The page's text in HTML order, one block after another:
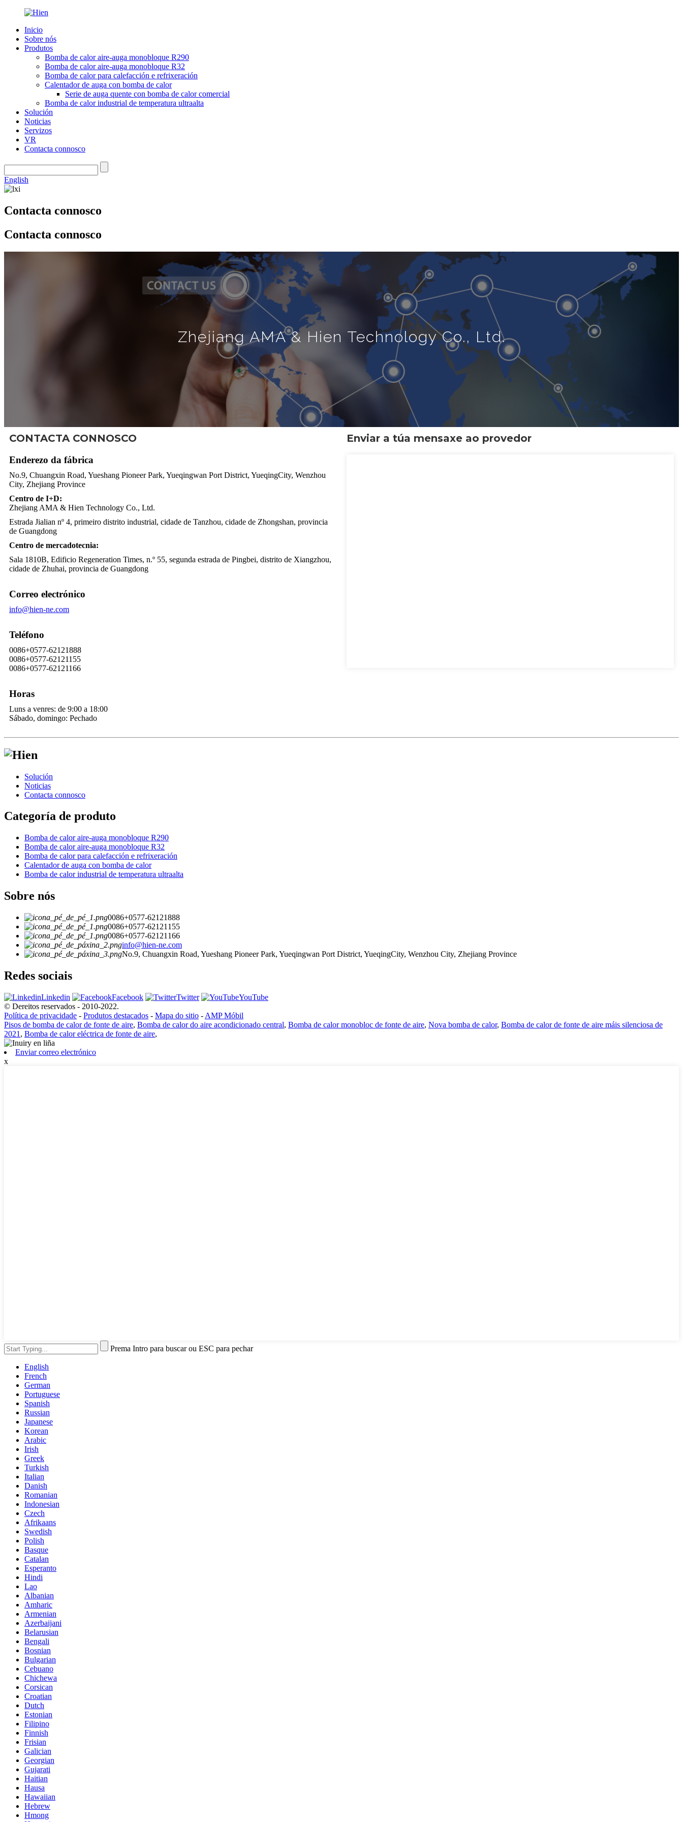
Inicio
Sobre nós
Produtos
Bomba de calor aire-auga monobloque R290
Bomba de calor aire-auga monobloque R32
Bomba de calor para calefacción e refrixeración
Calentador de auga con bomba de calor
Serie de auga quente con bomba de calor comercial
Bomba de calor industrial de temperatura ultraalta
Solución
Noticias
Servizos
VR
Contacta connosco
English
Contacta connosco
Contacta connosco
Zhejiang AMA & Hien Technology Co., Ltd.
CONTACTA CONNOSCO
Enderezo da fábrica
No.9, Chuangxin Road, Yueshang Pioneer Park, Yueqingwan Port District, YueqingCity, Wenzhou
City, Zhejiang Province
Centro de I+D:
Zhejiang AMA & Hien Technology Co., Ltd.
Estrada Jialian nº 4, primeiro distrito industrial, cidade de Tanzhou, cidade de Zhongshan, provincia
de Guangdong
Centro de mercadotecnia:
Sala 1810B, Edificio Regeneration Times, n.º 55, segunda estrada de Pingbei, distrito de Xiangzhou,
cidade de Zhuhai, provincia de Guangdong
Correo electrónico
info@hien-ne.com
Teléfono
0086+0577-62121888
0086+0577-62121155
0086+0577-62121166
Horas
Luns a venres: de 9:00 a 18:00
Sábado, domingo: Pechado
Enviar a túa mensaxe ao provedor
Solución
Noticias
Contacta connosco
Categoría de produto
Bomba de calor aire-auga monobloque R290
Bomba de calor aire-auga monobloque R32
Bomba de calor para calefacción e refrixeración
Calentador de auga con bomba de calor
Bomba de calor industrial de temperatura ultraalta
Sobre nós
0086+0577-62121888
0086+0577-62121155
0086+0577-62121166
info@hien-ne.com
No.9, Chuangxin Road, Yueshang Pioneer Park, Yueqingwan Port District, YueqingCity, Wenzhou City, Zhejiang Province
Redes sociais
Linkedin Facebook Twitter
YouTube
© Dereitos reservados - 2010-2022.
Política de privacidade - Produtos destacados - Mapa do sitio - AMP Móbil
Pisos de bomba de calor de fonte de aire, Bomba de calor do aire acondicionado central, Bomba de calor monobloc de fonte de aire, Nova bomba de calor, Bomba de calor de fonte de aire máis silenciosa de
2021 , Bomba de calor eléctrica de fonte de aire,
Enviar correo electrónico
x
Prema Intro para buscar ou ESC para pechar
English
French
German
Portuguese
Spanish
Russian
Japanese
Korean
Arabic
Irish
Greek
Turkish
Italian
Danish
Romanian
Indonesian
Czech
Afrikaans
Swedish
Polish
Basque
Catalan
Esperanto
Hindi
Lao
Albanian
Amharic
Armenian
Azerbaijani
Belarusian
Bengali
Bosnian
Bulgarian
Cebuano
Chichewa
Corsican
Croatian
Dutch
Estonian
Filipino
Finnish
Frisian
Galician
Georgian
Gujarati
Haitian
Hausa
Hawaiian
Hebrew
Hmong